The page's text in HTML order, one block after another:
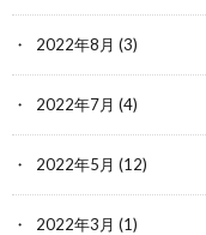
2022年8月 (3)
2022年7月 (4)
2022年5月 (12)
2022年3月 (1)